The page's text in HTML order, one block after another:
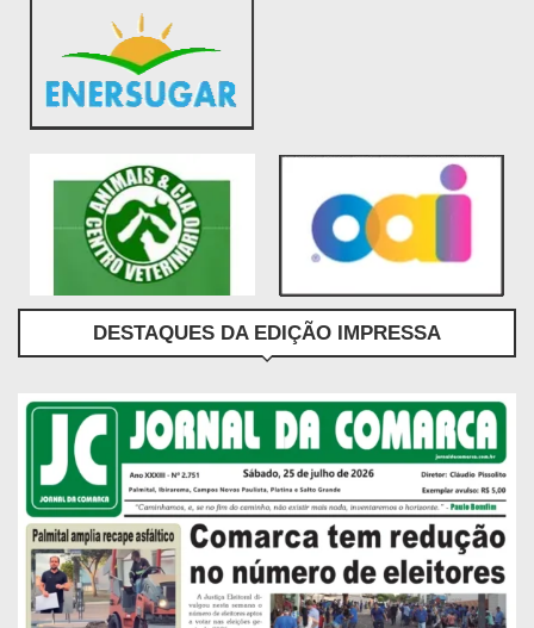
DESTAQUES DA EDIÇÃO IMPRESSA